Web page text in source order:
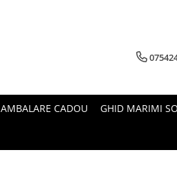
AMBALARE CADOU GHID MARIMI